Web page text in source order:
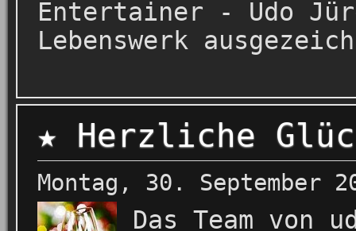
Entertainer - Udo
Lebenswerk
★ Herzliche
Montag, 30. September
Das Team